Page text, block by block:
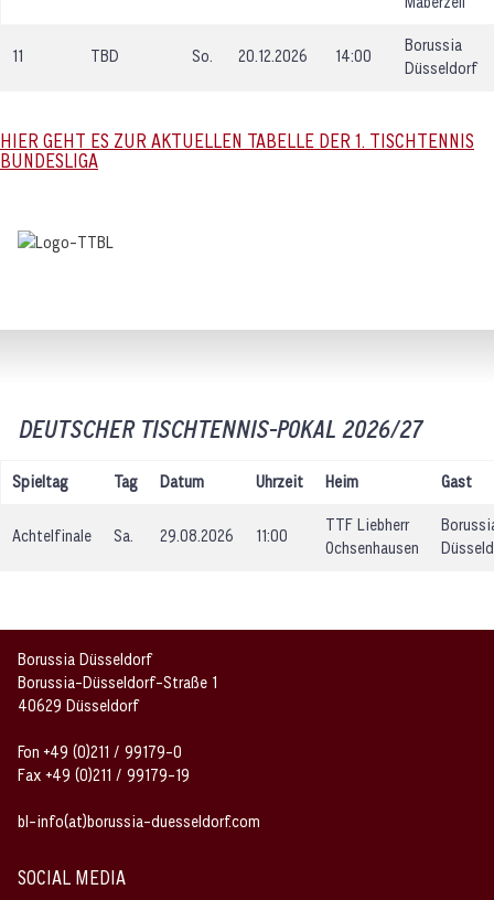
11 TBD So. 20.12.2026 14:00
Borussia
Düsseldorf
HIER GEHT ES ZUR AKTUELLEN TABELLE DER 1. TISCHTENNIS
BUNDESLIGA
DEUTSCHER TISCHTENNIS-POKAL 2026/27
Spieltag Tag Datum Uhrzeit Heim Gast
Achtelfinale Sa. 29.08.2026 11:00
TTF Liebherr
Ochsenhausen
Borussia Düsseldorf
Borussia-Düsseldorf-Straße 1
40629 Düsseldorf
Fon +49 (0)211 / 99179-0
Fax +49 (0)211 / 99179-19
bl-info(at)borussia-duesseldorf.com
SOCIAL MEDIA